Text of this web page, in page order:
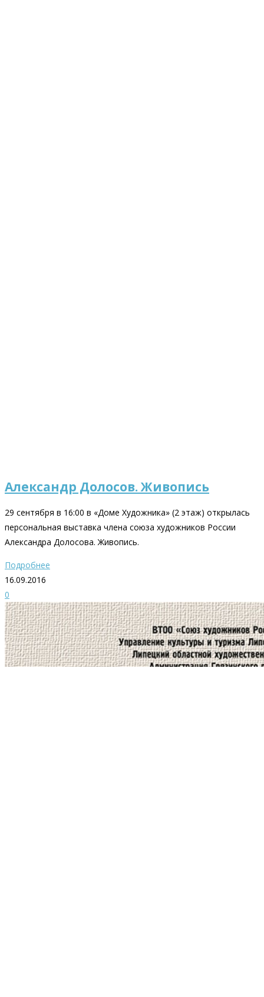
Александр Долосов. Живопись
29 сентября в 16:00 в «Доме Художника» (2 этаж) открылась
персональная выставка члена союза художников России
Александра Долосова. Живопись.
Подробнее
16.09.2016
0